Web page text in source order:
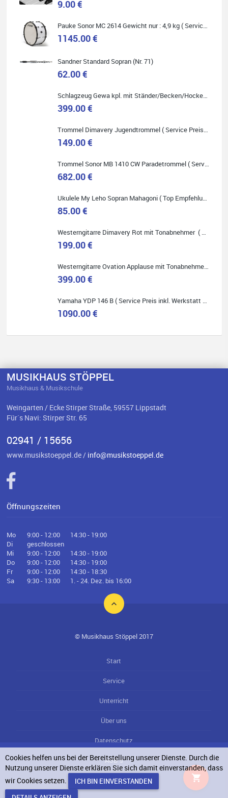
Quelle: Google-Rezension
Ich bin super zufrieden mit meiner neuen Ukulele! Einfach am
worden. Ich würde den Besuch im Musikgeschäft Stöppel jedem
Quelle: Google-Rezension
9.00 €
Pauke Sonor MC 2614 Gewicht nur : 4,9 kg ( Service Preis inkl. Werkstatt Service )
1145.00 €
Sandner Standard Sopran (Nr. 71)
62.00 €
Schlagzeug Gewa kpl. mit Ständer/Becken/Hocker DER RENNER ! (Service Preis inkl. Werkstatt Service)
399.00 €
Trommel Dimavery Jugendtrommel ( Service Preis inkl. Werkstatt Service )
149.00 €
Trommel Sonor MB 1410 CW Paradetrommel ( Service Preis inkl. Werkstatt Service )
682.00 €
Ukulele My Leho Sopran Mahagoni ( Top Empfehlung ! )
85.00 €
Westerngitarre Dimavery Rot mit Tonabnehmer ( Service Preis inkl. Werkstatt Service )
199.00 €
Westerngitarre Ovation Applause mit Tonabnehmer ( Service Preis inkl. Werkstatt Service )
399.00 €
Yamaha YDP 146 B ( Service Preis inkl. Werkstatt Service )
1090.00 €
MUSIKHAUS STÖPPEL
Musikhaus & Musikschule
Weingarten / Ecke Stirper Straße, 59557 Lippstadt
Für`s Navi: Stirper Str. 65
02941 / 15656
www.musikstoeppel.de / info@musikstoeppel.de
Öffnungszeiten
Mo 9:00 - 12:00
14:30 - 19:00
Di
geschlossen
Mi
9:00 - 12:00
14:30 - 19:00
Do
9:00 - 12:00
14:30 - 19:00
Fr
9:00 - 12:00
14:30 - 18:30
Sa
9:30 - 13:00 1. - 24. Dez. bis 16:00
© Musikhaus Stöppel 2017
Start
Service
Unterricht
Über uns
Datenschutz
AGB`s
Impressum
Cookies helfen uns bei der Bereitstellung unserer Dienste. Durch die
Nutzung unserer Dienste erklären Sie sich damit einverstanden, dass
wir Cookies setzen.